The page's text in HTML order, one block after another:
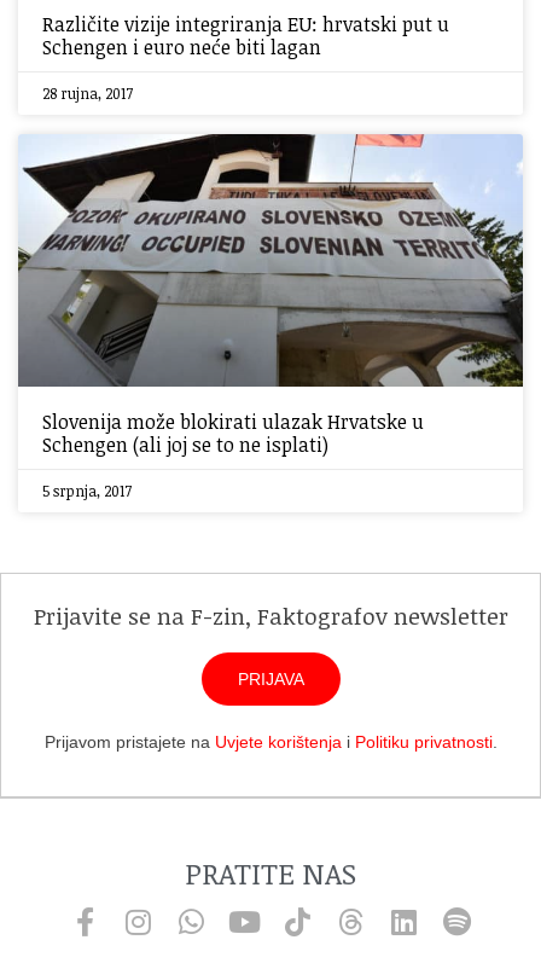
Različite vizije integriranja EU: hrvatski put u
Schengen i euro neće biti lagan
28 rujna, 2017
Slovenija može blokirati ulazak Hrvatske u
Schengen (ali joj se to ne isplati)
5 srpnja, 2017
Prijavite se na F-zin, Faktografov newsletter
PRIJAVA
Prijavom pristajete na Uvjete korištenja i Politiku privatnosti.
PRATITE NAS